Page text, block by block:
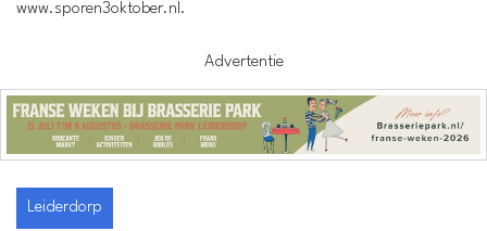
www.sporen3oktober.nl.
Advertentie
Leiderdorp